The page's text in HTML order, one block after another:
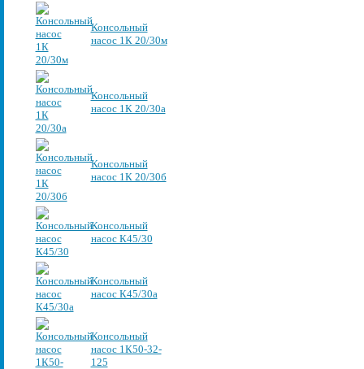
Консольный
насос 1К 20/30м
Консольный
насос 1К 20/30а
Консольный
насос 1К 20/30б
Консольный
насос К45/30
Консольный
насос К45/30а
Консольный
насос 1К50-32-
125